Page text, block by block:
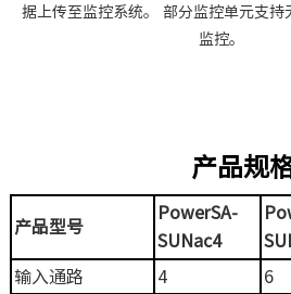
据上传至监控系统。 部分监控单元支持
监控。
产品规
产品型号
PowerSA-
SUNac4
输入通路 4 6